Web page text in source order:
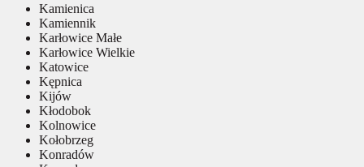
Kamienica
Kamiennik
Karłowice Małe
Karłowice Wielkie
Katowice
Kępnica
Kijów
Kłodobok
Kolnowice
Kołobrzeg
Konradów